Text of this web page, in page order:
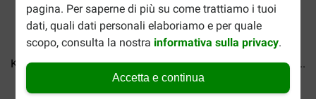
pagina. Per saperne di più su come trattiamo i tuoi
dati, quali dati personali elaboriamo e per quale
scopo, consulta la nostra informativa sulla privacy.
Accetta e continua
Kong Wubba Galleggiante... Denta Fun Palla di Gomma...